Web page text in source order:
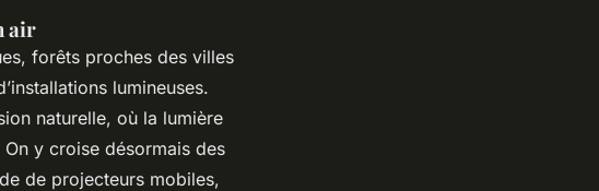
air
forêts proches des villes
lumineuses.
naturelle, où la lumière
y croise désormais des
de projecteurs mobiles,